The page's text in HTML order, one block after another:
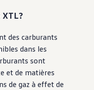
des carburants
dans les
sont
et de matières
de gaz à effet de